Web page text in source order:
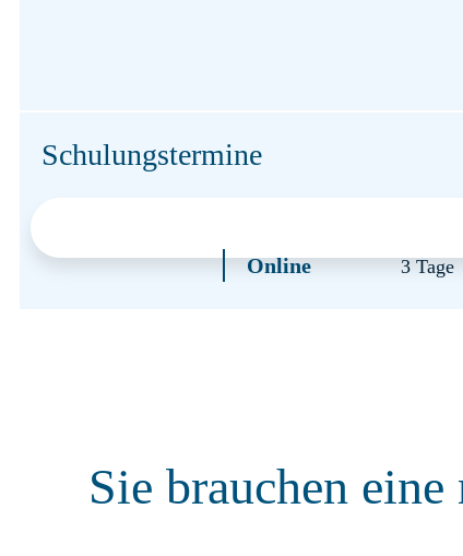
Schulungstermine
Online
3 Tage
Sie brauchen